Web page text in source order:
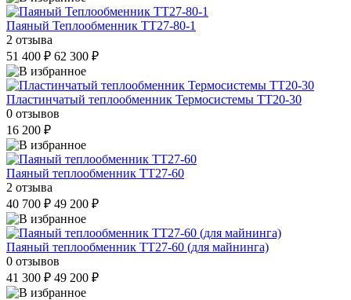
Паяный Теплообменник ТТ27-80-1
2 отзыва
51 400 ₽ 62 300 ₽
Пластинчатый теплообменник Термосистемы ТТ20-30
0 отзывов
16 200 ₽
Паяный теплообменник ТТ27-60
2 отзыва
40 700 ₽ 49 200 ₽
Паяный теплообменник ТТ27-60 (для майнинга)
0 отзывов
41 300 ₽ 49 200 ₽